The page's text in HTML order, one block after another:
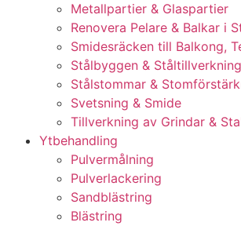
Metallpartier & Glaspartier
Renovera Pelare & Balkar i
Smidesräcken till Balkong,
Stålbyggen & Ståltillverkning
Stålstommar &
Svetsning & Smide
Tillverkning av Grindar &
Ytbehandling
Pulvermålning
Pulverlackering
Sandblästring
Blästring